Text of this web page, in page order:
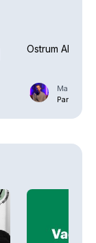
Ostrum AM –
Mardi 17
Par